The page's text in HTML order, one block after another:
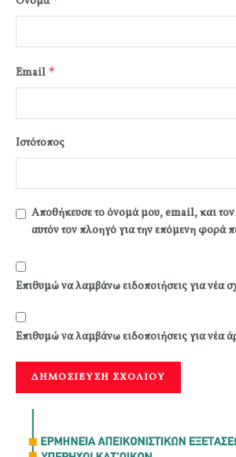
Email *
Ιστότοπος
Αποθήκευσε το όνομά μου, email, και τον
αυτόν τον πλοηγό για την επόμενη φορά
Επιθυμώ να λαμβάνω ειδοποιήσεις για νέα
Επιθυμώ να λαμβάνω ειδοποιήσεις για νέα